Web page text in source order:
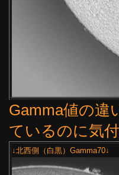
Gamma値の違
ているのに気
↓北西側（白黒）Gamma70↓